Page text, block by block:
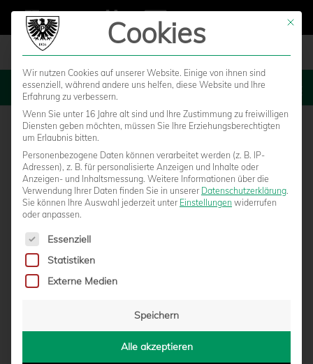
MENU
HEUTE LIVE: TSV 1860 MÜNCHEN – SC
vonMarcel Weskamp|16.03.2024 - 09:00
Mit
Cookies
Wir nutzen Cookies auf unserer Website. Einige von ihnen sind
essenziell, während andere uns helfen, diese Website und Ihre
Erfahrung zu verbessern.
Wenn Sie unter 16 Jahre alt sind und Ihre Zustimmung zu freiwilligen
Diensten geben möchten, müssen Sie Ihre Erziehungsberechtigten
um Erlaubnis bitten.
Personenbezogene Daten können verarbeitet werden (z. B. IP-
Adressen), z. B. für personalisierte Anzeigen und Inhalte oder
Anzeigen- und Inhaltsmessung. Weitere Informationen über die
Verwendung Ihrer Daten finden Sie in unserer Datenschutzerklärung.
Sie können Ihre Auswahl jederzeit unter Einstellungen widerrufen
oder anpassen.
Es folgt eine Liste der Service-Gruppen, für die eine
Essenziell
Statistiken
Externe Medien
Speichern
Alle akzeptieren